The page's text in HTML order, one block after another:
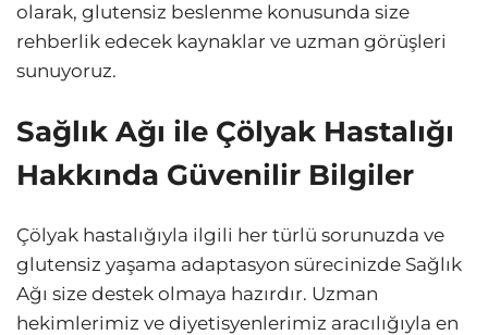
olarak, glutensiz beslenme konusunda size
rehberlik edecek kaynaklar ve uzman görüşleri
sunuyoruz.
Sağlık Ağı ile Çölyak Hastalığı
Hakkında Güvenilir Bilgiler
Çölyak hastalığıyla ilgili her türlü sorunuzda ve
glutensiz yaşama adaptasyon sürecinizde Sağlık
Ağı size destek olmaya hazırdır. Uzman
hekimlerimiz ve diyetisyenlerimiz aracılığıyla en